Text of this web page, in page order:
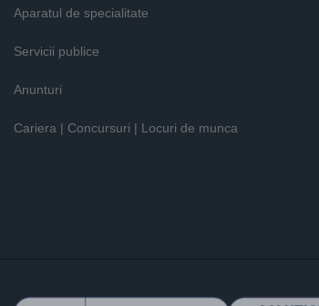
Aparatul de specialitate
Servicii publice
Anunturi
Cariera | Concursuri | Locuri de munca